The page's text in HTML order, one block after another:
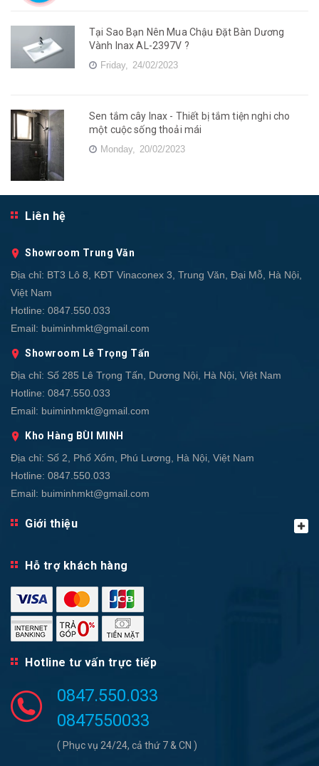
Tại Sao Bạn Nên Mua Chậu Đặt Bàn Dương
Vành Inax AL-2397V ?
Friday, 24/02/2023
Sen tắm cây Inax - Thiết bị tắm tiện nghi cho
một cuộc sống thoải mái
Monday, 20/02/2023
Liên hệ
Showroom Trung Văn
Địa chỉ: BT3 Lô 8, KĐT Vinaconex 3, Trung Văn, Đại Mỗ, Hà Nội,
Việt Nam
Hotline: 0847.550.033
Email: buiminhmkt@gmail.com
Showroom Lê Trọng Tấn
Địa chỉ: Số 285 Lê Trọng Tấn, Dương Nội, Hà Nội, Việt Nam
Hotline: 0847.550.033
Email: buiminhmkt@gmail.com
Kho Hàng BÙI MINH
Địa chỉ: Số 2, Phố Xốm, Phú Lương, Hà Nội, Việt Nam
Hotline: 0847.550.033
Email: buiminhmkt@gmail.com
Giới thiệu
Hỗ trợ khách hàng
Hotline tư vấn trực tiếp
0847.550.033
0847550033
( Phục vụ 24/24, cả thứ 7 & CN )